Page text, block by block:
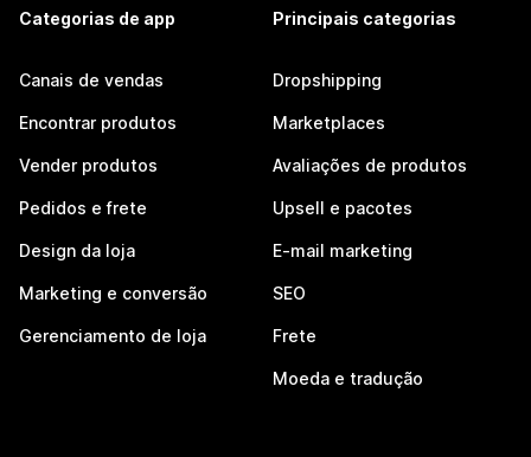
Categorias de app
Canais de vendas
Encontrar produtos
Vender produtos
Pedidos e frete
Design da loja
Marketing e conversão
Gerenciamento de loja
Principais categorias
Dropshipping
Marketplaces
Avaliações de produtos
Upsell e pacotes
E-mail marketing
SEO
Frete
Moeda e tradução